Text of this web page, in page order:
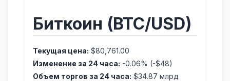
Биткоин (BTC/USD)
Текущая цена: $80,761.00
Изменение за 24 часа: -0.06% (-$48)
Объем торгов за 24 часа: $34.87 млрд